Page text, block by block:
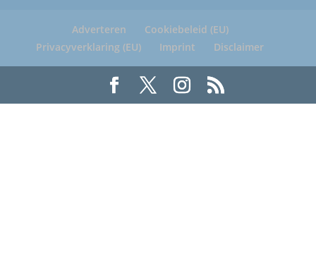
Adverteren
Cookiebeleid (EU)
Privacyverklaring (EU)
Imprint Disclaimer